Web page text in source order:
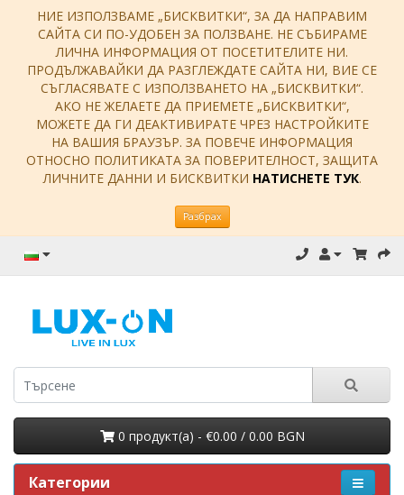
НИЕ ИЗПОЛЗВАМЕ „БИСКВИТКИ“, ЗА ДА НАПРАВИМ
САЙТА СИ ПО-УДОБЕН ЗА ПОЛЗВАНЕ. НЕ СЪБИРАМЕ
ЛИЧНА ИНФОРМАЦИЯ ОТ ПОСЕТИТЕЛИТЕ НИ.
ПРОДЪЛЖАВАЙКИ ДА РАЗГЛЕЖДАТЕ САЙТА НИ, ВИЕ СЕ
СЪГЛАСЯВАТЕ С ИЗПОЛЗВАНЕТО НА „БИСКВИТКИ“.
АКО НЕ ЖЕЛАЕТЕ ДА ПРИЕМЕТЕ „БИСКВИТКИ“,
МОЖЕТЕ ДА ГИ ДЕАКТИВИРАТЕ ЧРЕЗ НАСТРОЙКИТЕ
НА ВАШИЯ БРАУЗЪР. ЗА ПОВЕЧЕ ИНФОРМАЦИЯ
ОТНОСНО ПОЛИТИКАТА ЗА ПОВЕРИТЕЛНОСТ, ЗАЩИТА
ЛИЧНИТЕ ДАННИ И БИСКВИТКИ НАТИСНЕТЕ ТУК.
Разбрах
0 продукт(a) - €0.00 / 0.00 BGN
Категории